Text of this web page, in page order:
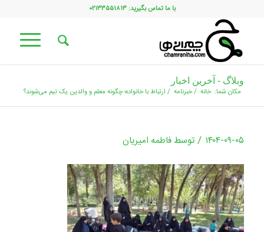
با ما تماس بگیرید: ۰۲۱۳۳۵۵۱۸۱۳
وبلاگ - آخرین اخبار
مکان شما: خانه /خبرنامه / ارتباط با خانواده؛ چگونه معلم و والدین یک تیم می‌شوند؟
۱۴۰۴-۰۹-۰۵ / توسطفاطمه امیریان